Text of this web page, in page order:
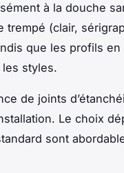
à la douche
trempé (clair,
que les profils en
les styles.
de joints
Le choix
sont